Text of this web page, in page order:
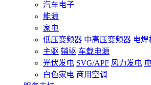
汽车电子
能源
家电
低压变频器 中高压变频器 电焊
主驱 辅驱 车载电源
光伏发电 SVG/APF 风力发电
白色家电 商用空调